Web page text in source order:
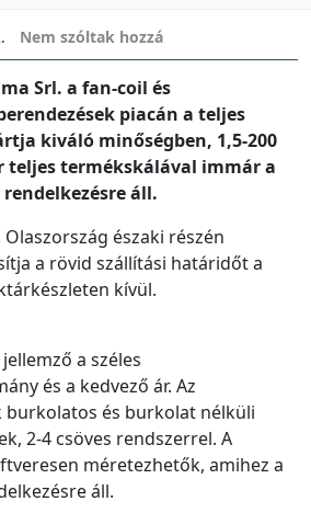
Nem szóltak hozzá
Srl. a fan-coil és
piacán a teljes
kiváló minőségben, 1,5-200
teljes termékskálával immár a
áll.
északi részén
a rövid szállítási határidőt a
kívül.
a széles
és a kedvező ár. Az
burkolatos és burkolat nélküli
2-4 csöves rendszerrel. A
méretezhetők, amihez a
áll.